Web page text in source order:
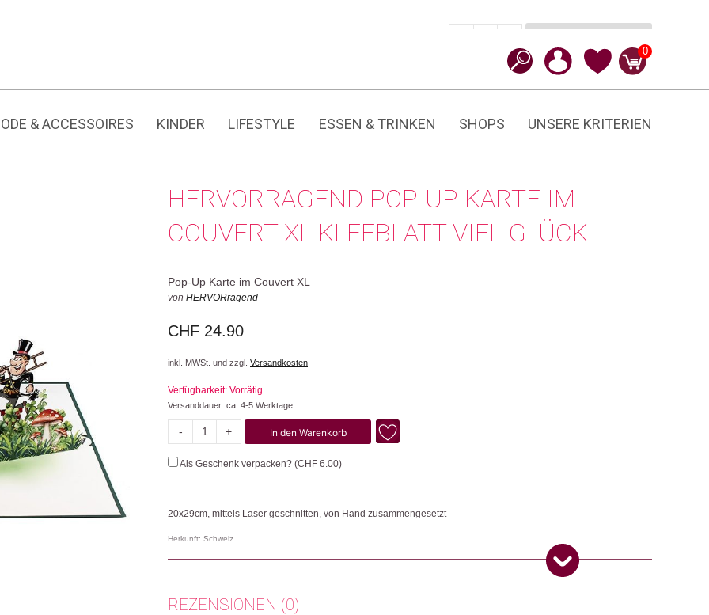
0
& ACCESSOIRES KINDER LIFESTYLE ESSEN & TRINKEN SHOPS UNSERE KRITERIEN
HERVORRAGEND POP-UP KARTE IM
COUVERT XL KLEEBLATT VIEL GLÜCK
Pop-Up Karte im Couvert XL
von HERVORragend
CHF 24.90
inkl. MWSt. und zzgl. Versandkosten
Verfügbarkeit: Vorrätig
Versanddauer: ca. 4-5 Werktage
-
Kleeblatt
Viel
Glück
+ In den Warenkorb
Als Geschenk verpacken? (CHF 6.00)
20x29cm, mittels Laser geschnitten, von Hand zusammengesetzt
Herkunft: Schweiz
Artikelnummer: 112634.02
REZENSIONEN (0)